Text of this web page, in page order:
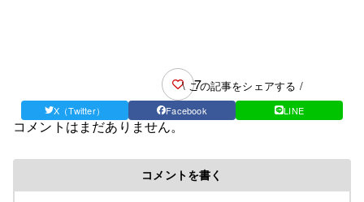
7
\ この記事をシェアする /
X（Twitter） Facebook LINE
コメントはまだありません。
コメントを書く